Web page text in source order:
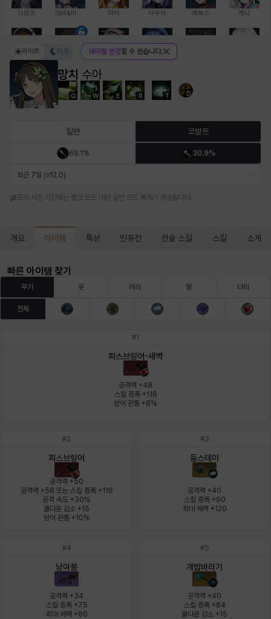
다르코 띠아 라우라 레녹스 레니
레온 루크 르노어
비앙카 비형 샬럿
아야 아이솔 아이작 알렉스 알론소 얀
에키온 엘레나
이안 재키
카밀로 캐시
크레이버 타지아
펠릭스 피올로
망치 수아
Q W E R T D
라이트 다크 테마를 변경할 수 있습니다.
일반 코발트
69.1% 30.9%
최근 7일 (v12.0)
프리 시즌 기간에는 랭크 모드 대신 일반 모드 통계가 제공됩니다.
개요 아이템 특성 인퓨전 전술 스킬 스킬 소개
빠른 아이템 찾기
무기 옷 머리 팔 다리
전체
#1
피스브링어-새벽
공격력 +48
스킬 증폭 +116
방어 관통 +8%
#2
피스브링어
공격력 +50
공격력 +58 또는 스킬 증폭 +116
공격 속도 +30%
쿨다운 감소 +15
방어 관통 +10%
#3
둠스데이
공격력 +40
스킬 증폭 +90
최대 체력 +120
#4
낭아봉
공격력 +34
스킬 증폭 +75
최대 체력 +80
#5
개밥바라기
공격력 +40
스킬 증폭 +84
쿨다운 감소 +15